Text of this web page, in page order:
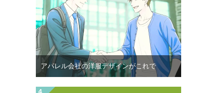
アパレル会社の洋服デザインがこれで